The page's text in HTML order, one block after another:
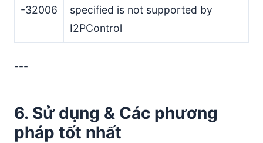
-32006
specified is not supported by
I2PControl
---
6. Sử dụng & Các phương
pháp tốt nhất